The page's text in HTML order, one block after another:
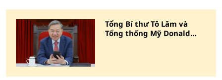
Tổng Bí thư Tô Lâm và
Tổng thống Mỹ Donald